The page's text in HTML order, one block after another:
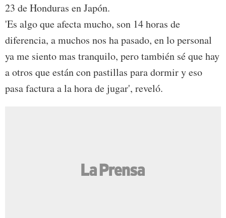
23 de Honduras en Japón.
'Es algo que afecta mucho, son 14 horas de
diferencia, a muchos nos ha pasado, en lo personal
ya me siento mas tranquilo, pero también sé que hay
a otros que están con pastillas para dormir y eso
pasa factura a la hora de jugar', reveló.